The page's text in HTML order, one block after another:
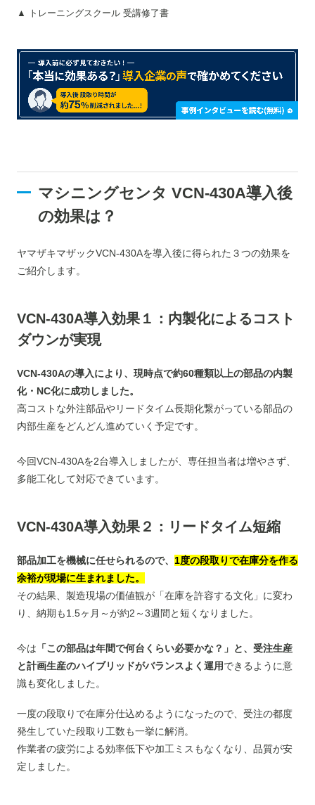
▲ トレーニングスクール 受講修了書
マシニングセンタ VCN-430A導入後
の効果は？
ヤマザキマザックVCN-430Aを導入後に得られた３つの効果を
ご紹介します。
VCN-430A導入効果１：内製化によるコスト
ダウンが実現
VCN-430Aの導入により、現時点で約60種類以上の部品の内製
化・NC化に成功しました。
高コストな外注部品やリードタイム長期化繋がっている部品の
内部生産をどんどん進めていく予定です。
今回VCN-430Aを2台導入しましたが、専任担当者は増やさず、
多能工化して対応できています。
VCN-430A導入効果２：リードタイム短縮
部品加工を機械に任せられるので、 1度の段取りで在庫分を作る
余裕が現場に生まれました。
その結果、製造現場の価値観が「在庫を許容する文化」に変わ
り、納期も1.5ヶ月～が約2～3週間と短くなりました。
今は 「この部品は年間で何台くらい必要かな？」と、受注生産
と計画生産のハイブリッドがバランスよく運用できるように意
識も変化しました。
一度の段取りで在庫分仕込めるようになったので、受注の都度
発生していた段取り工数も一挙に解消。
作業者の疲労による効率低下や加工ミスもなくなり、品質が安
定しました。